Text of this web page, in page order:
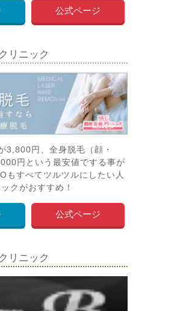
公式ページ
リニック
3,800円、全身脱毛（顔・
円という最安値でする事が
もすべてツルツルにしたい人
クがおすすめ！
公式ページ
リニック